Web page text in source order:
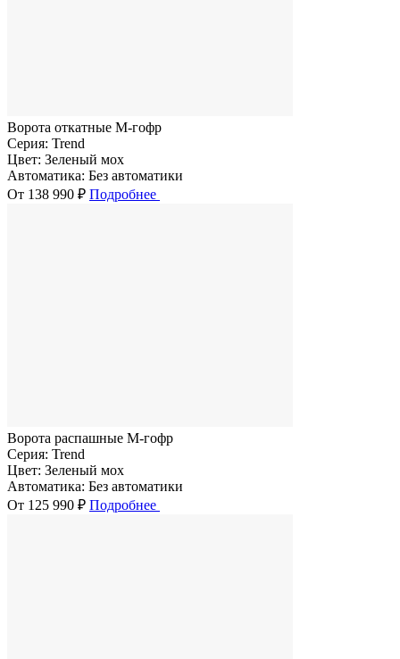
Ворота откатные M-гофр
Серия: Trend
Цвет: Зеленый мох
Автоматика: Без автоматики
От 138 990 ₽ Подробнее
Ворота распашные M-гофр
Серия: Trend
Цвет: Зеленый мох
Автоматика: Без автоматики
От 125 990 ₽ Подробнее